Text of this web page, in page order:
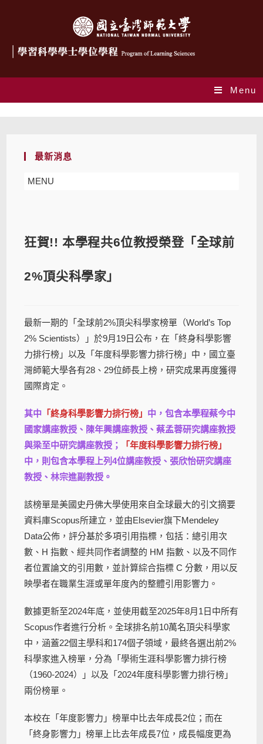
Menu
最新消息
MENU
狂賀!! 本學程共6位教授榮登「全球前
2%頂尖科學家」
最新一期的「全球前2%頂尖科學家榜單（World’s Top
2% Scientists）」於9月19日公布，在「終身科學影響
力排行榜」以及「年度科學影響力排行榜」中，國立臺
灣師範大學各有28、29位師長上榜，研究成果再度獲得
國際肯定。
其中 「終身科學影響力排行榜」 中，包含本學程蔡今中
國家講座教授、陳年興講座教授、蔡孟蓉研究講座教授
與梁至中研究講座教授；
「年度科學影響力排行榜」
中，則包含本學程上列4位講座教授、張欣怡研究講座
教授、林宗進副教授。
該榜單是美國史丹佛大學使用來自全球最大的引文摘要
資料庫Scopus所建立，並由Elsevier旗下Mendeley
Data公佈，評分基於多項引用指標，包括：總引用次
數、H 指數、經共同作者調整的 HM 指數、以及不同作
者位置論文的引用數，並計算綜合指標 C 分數，用以反
映學者在職業生涯或單年度內的整體引用影響力。
數據更新至2024年底，並使用截至2025年8月1日中所有
Scopus作者進行分析。全球排名前10萬名頂尖科學家
中，涵蓋22個主學科和174個子領域，最終各選出前2%
科學家進入榜單，分為「學術生涯科學影響力排行榜
（1960-2024）」以及「2024年度科學影響力排行榜」
兩份榜單。
本校在「年度影響力」榜單中比去年成長2位；而在
「終身影響力」榜單上比去年成長7位，成長幅度更為